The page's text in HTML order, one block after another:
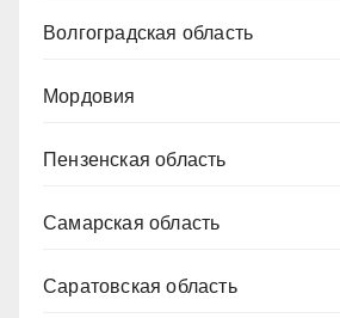
Волгоградская область
Мордовия
Пензенская область
Самарская область
Саратовская область